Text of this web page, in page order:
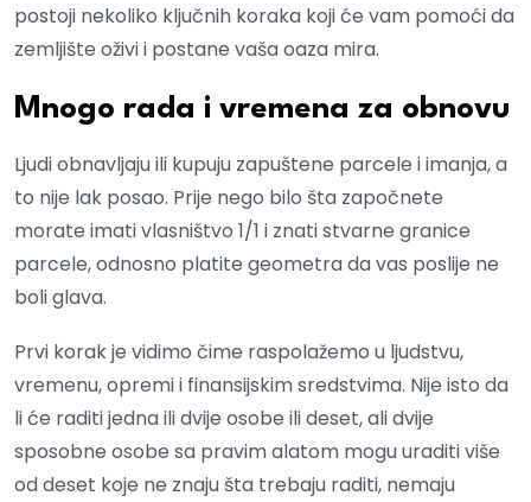
postoji nekoliko ključnih koraka koji će vam pomoći da
zemljište oživi i postane vaša oaza mira.
Mnogo rada i vremena za obnovu
Ljudi obnavljaju ili kupuju zapuštene parcele i imanja, a
to nije lak posao. Prije nego bilo šta započnete
morate imati vlasništvo 1/1 i znati stvarne granice
parcele, odnosno platite geometra da vas poslije ne
boli glava.
Prvi korak je vidimo čime raspolažemo u ljudstvu,
vremenu, opremi i finansijskim sredstvima. Nije isto da
li će raditi jedna ili dvije osobe ili deset, ali dvije
sposobne osobe sa pravim alatom mogu uraditi više
od deset koje ne znaju šta trebaju raditi, nemaju